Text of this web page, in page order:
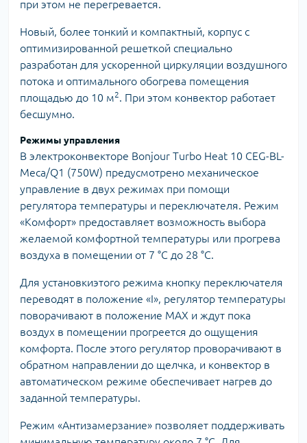
при этом не перегревается.
Новый, более тонкий и компактный, корпус с
оптимизированной решеткой специально
разработан для ускоренной циркуляции воздушного
потока и оптимального обогрева помещения
площадью до 10 м2. При этом конвектор работает
бесшумно.
Режимы управления
В электроконвекторе Bonjour Turbo Heat 10 CEG-BL-
Meca/Q1 (750W) предусмотрено механическое
управление в двух режимах при помощи
регулятора температуры и переключателя. Режим
«Комфорт» предоставляет возможность выбора
желаемой комфортной температуры или прогрева
воздуха в помещении от 7 °С до 28 °С.
Для установкиэтого режима кнопку переключателя
переводят в положение «І», регулятор температуры
поворачивают в положение МАХ и ждут пока
воздух в помещении прогреется до ощущения
комфорта. После этого регулятор проворачивают в
обратном направлении до щелчка, и конвектор в
автоматическом режиме обеспечивает нагрев до
заданной температуры.
Режим «Антизамерзание» позволяет поддерживать